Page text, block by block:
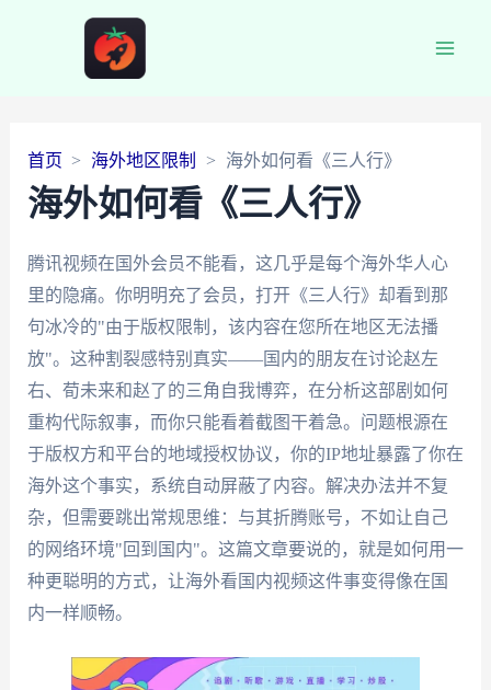
首页 海外地区限制 海外如何看《三人行》
海外如何看《三人行》
腾讯视频在国外会员不能看，这几乎是每个海外华人心
里的隐痛。你明明充了会员，打开《三人行》却看到那
句冰冷的"由于版权限制，该内容在您所在地区无法播
放"。这种割裂感特别真实——国内的朋友在讨论赵左
右、荀未来和赵了的三角自我博弈，在分析这部剧如何
重构代际叙事，而你只能看着截图干着急。问题根源在
于版权方和平台的地域授权协议，你的IP地址暴露了你在
海外这个事实，系统自动屏蔽了内容。解决办法并不复
杂，但需要跳出常规思维：与其折腾账号，不如让自己
的网络环境"回到国内"。这篇文章要说的，就是如何用一
种更聪明的方式，让海外看国内视频这件事变得像在国
内一样顺畅。